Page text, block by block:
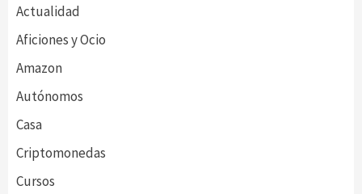
Actualidad
Aficiones y Ocio
Amazon
Autónomos
Casa
Criptomonedas
Cursos